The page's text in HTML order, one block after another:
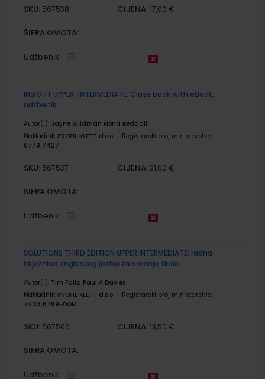
SKU: 567538 CIJENA: 17,00 €
ŠIFRA OMOTA:
Udžbenik
INSIGHT UPPER-INTERMEDIATE; Class book with eBook,
udžbenik
Autor(i): Jayne Wildman Fiona Beddall
Nakladnik: PROFIL KLETT d.o.o.
Registarski broj ministarstva:
6779;7427
SKU: 567537 CIJENA: 21,00 €
ŠIFRA OMOTA:
Udžbenik
SOLUTIONS THIRD EDITION UPPER INTERMEDIATE; radna
bilježnica engleskog jezika za srednje škole
Autor(i): Tim Falla Paul A Davies
Nakladnik: PROFIL KLETT d.o.o.
Registarski broj ministarstva:
7433;6789-DOM
SKU: 567506 CIJENA: 13,50 €
ŠIFRA OMOTA:
Udžbenik